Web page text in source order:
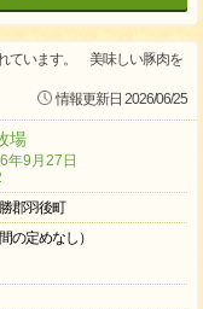
ています。 美味しい豚肉を
情報更新日 2026/06/25
場
年9月27日
郡羽後町
の定めなし）